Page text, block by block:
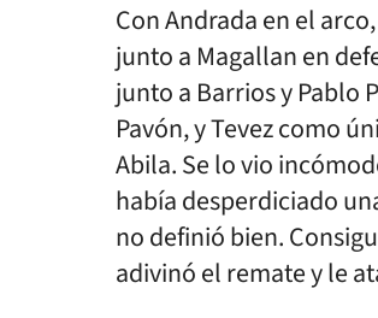
Con Andrada en el
junto a Magallan en
junto a Barrios y Pablo
Pavón, y Tevez como
Abila. Se lo vio
había desperdiciado
no definió bien.
adivinó el remate y le